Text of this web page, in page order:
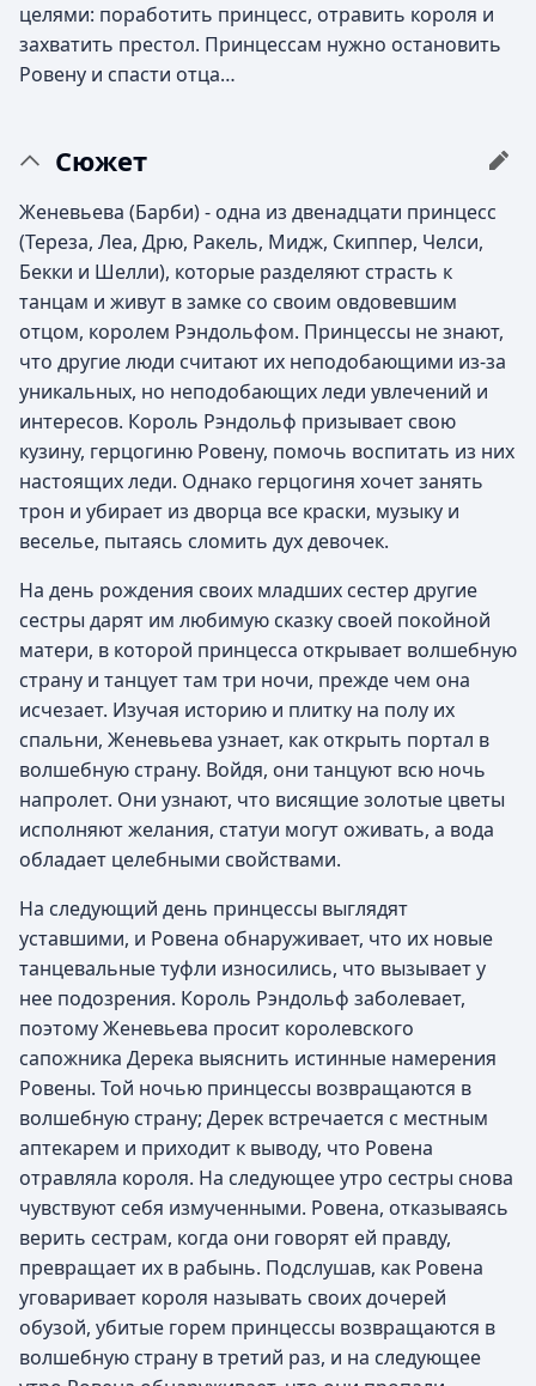
целями: поработить принцесс, отравить короля и
захватить престол. Принцессам нужно остановить
Ровену и спасти отца…
Сюжет
Женевьева (Барби) - одна из двенадцати принцесс
(Тереза, Леа, Дрю, Ракель, Мидж, Скиппер, Челси,
Бекки и Шелли), которые разделяют страсть к
танцам и живут в замке со своим овдовевшим
отцом, королем Рэндольфом. Принцессы не знают,
что другие люди считают их неподобающими из-за
уникальных, но неподобающих леди увлечений и
интересов. Король Рэндольф призывает свою
кузину, герцогиню Ровену, помочь воспитать из них
настоящих леди. Однако герцогиня хочет занять
трон и убирает из дворца все краски, музыку и
веселье, пытаясь сломить дух девочек.
На день рождения своих младших сестер другие
сестры дарят им любимую сказку своей покойной
матери, в которой принцесса открывает волшебную
страну и танцует там три ночи, прежде чем она
исчезает. Изучая историю и плитку на полу их
спальни, Женевьева узнает, как открыть портал в
волшебную страну. Войдя, они танцуют всю ночь
напролет. Они узнают, что висящие золотые цветы
исполняют желания, статуи могут оживать, а вода
обладает целебными свойствами.
На следующий день принцессы выглядят
уставшими, и Ровена обнаруживает, что их новые
танцевальные туфли износились, что вызывает у
нее подозрения. Король Рэндольф заболевает,
поэтому Женевьева просит королевского
сапожника Дерека выяснить истинные намерения
Ровены. Той ночью принцессы возвращаются в
волшебную страну; Дерек встречается с местным
аптекарем и приходит к выводу, что Ровена
отравляла короля. На следующее утро сестры снова
чувствуют себя измученными. Ровена, отказываясь
верить сестрам, когда они говорят ей правду,
превращает их в рабынь. Подслушав, как Ровена
уговаривает короля называть своих дочерей
обузой, убитые горем принцессы возвращаются в
волшебную страну в третий раз, и на следующее